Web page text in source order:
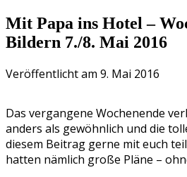
Mit Papa ins Hotel –
Bildern 7./8. Mai 2016
Veröffentlicht am 9. Mai 2016
Das vergangene Wochenende
anders als gewöhnlich und die
diesem Beitrag gerne mit euch
hatten nämlich große Pläne –